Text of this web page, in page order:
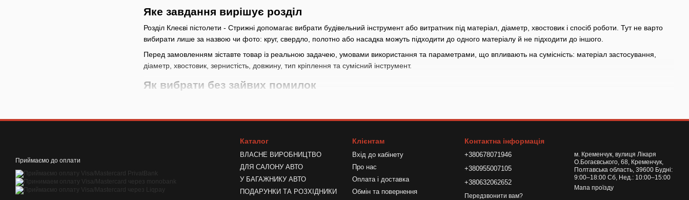
Яке завдання вирішує розділ
Розділ Клеєві пістолети - Стрижні допомагає вибрати будівельний інструмент або витратник під матеріал, діаметр, хвостовик і спосіб роботи. Тут не варто
вибирати лише за назвою чи фото: круг, свердло, полотно або насадка можуть підходити до одного матеріалу й не підходити до іншого.
Перед замовленням зіставте товар із реальною задачею, умовами використання та параметрами, що впливають на сумісність: матеріал застосування,
діаметр, хвостовик, зернистість, довжину, тип кріплення та сумісний інструмент.
Як вибрати без зайвих помилок
позиції можуть відрізнятися посадкою, діапазоном або підключенням
враховуйте витратники: якщо інструмент працює з насадкою, шлангом, диском, бітою або запчастиною, перевірте хвостовик, різьбу, діаметр і
не вибирайте набір за кількістю: відкрийте склад і переконайтеся, що в ньому є потрібний розмір, тип насадки або елемент для вашої операції
Приймаємо до оплати
Каталог
ВЛАСНЕ ВИРОБНИЦТВО
ДЛЯ САЛОНУ АВТО
У БАГАЖНИКУ АВТО
ПОДАРУНКИ ТА РОЗХІДНИКИ
Клієнтам
Вхід до кабінету
Про нас
Оплата і доставка
Обмін та повернення
Контактна інформація
+380678071946
+380955007105
+380632062652
Передзвонити вам?
м. Кременчук, вулиця Лікаря
О.Богаєвського, 68, Кременчук,
Полтавська область, 39600 Будні:
9:00–18:00 Сб, Нед.: 10:00–15:00
Мапа проїзду